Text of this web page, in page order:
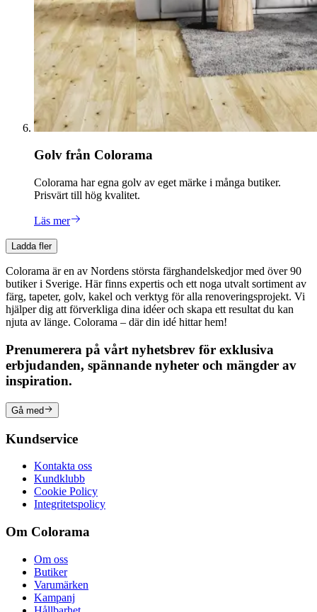
Golv från Colorama
Colorama har egna golv av eget märke i många butiker.
Prisvärt till hög kvalitet.
Läs mer
Ladda fler
Colorama är en av Nordens största färghandelskedjor med över 90
butiker i Sverige. Här finns expertis och ett noga utvalt sortiment av
färg, tapeter, golv, kakel och verktyg för alla renoveringsprojekt. Vi
hjälper dig att förverkliga dina idéer och skapa ett resultat du kan
njuta av länge. Colorama – där din idé hittar hem!
Prenumerera på vårt nyhetsbrev för exklusiva
erbjudanden, spännande nyheter och mängder av
inspiration.
Gå med
Kundservice
Kontakta oss
Kundklubb
Cookie Policy
Integritetspolicy
Om Colorama
Om oss
Butiker
Varumärken
Kampanj